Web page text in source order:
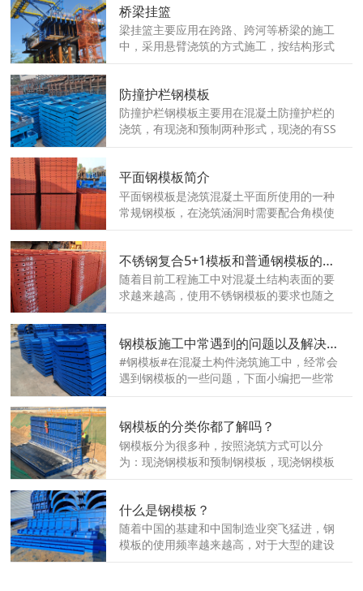
桥梁挂篮
梁挂篮主要应用在跨路、跨河等桥梁的施工
中，采用悬臂浇筑的方式施工，按结构形式
防撞护栏钢模板
防撞护栏钢模板主要用在混凝土防撞护栏的
浇筑，有现浇和预制两种形式，现浇的有SS
平面钢模板简介
平面钢模板是浇筑混凝土平面所使用的一种
常规钢模板，在浇筑涵洞时需要配合角模使
不锈钢复合5+1模板和普通钢模板的区别你都了解吗？
随着目前工程施工中对混凝土结构表面的要
求越来越高，使用不锈钢模板的要求也随之
钢模板施工中常遇到的问题以及解决办法
#钢模板#在混凝土构件浇筑施工中，经常会
遇到钢模板的一些问题，下面小编把一些常
钢模板的分类你都了解吗？
钢模板分为很多种，按照浇筑方式可以分
为：现浇钢模板和预制钢模板，现浇钢模板
什么是钢模板？
随着中国的基建和中国制造业突飞猛进，钢
模板的使用频率越来越高，对于大型的建设